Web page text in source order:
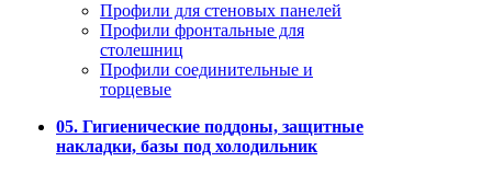
Профили для стеновых панелей
Профили фронтальные для
столешниц
Профили соединительные и
торцевые
05. Гигиенические поддоны, защитные
накладки, базы под холодильник